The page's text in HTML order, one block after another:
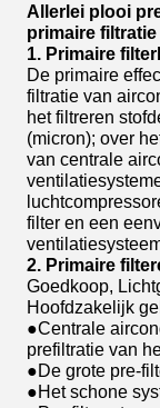
Allerlei plooi
primaire filtratie
1. Primaire
De primaire
filtratie van
het filtreren
(micron); over
van centrale
filter en een
2. Primaire
Goedkoop,
Hoofdzakelijk
●Centrale
prefiltratie van
●De grote pre-
●Het schone